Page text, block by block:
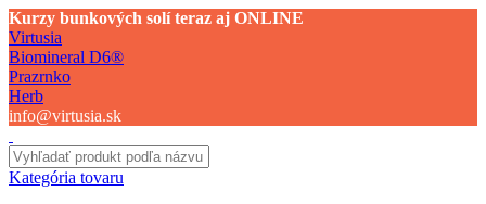
Kurzy bunkových solí teraz aj ONLINE
Virtusia
Biomineral D6®
Prazrnko
Herb
info@virtusia.sk
Kategória tovaru